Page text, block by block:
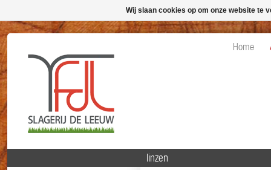
Home
linzen
Wij slaan cookies op om onze website te